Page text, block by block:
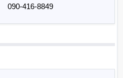
090-416-8849